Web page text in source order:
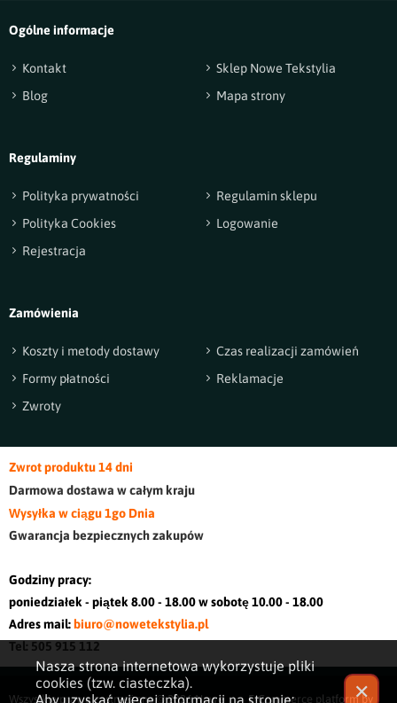
Ogólne informacje
Kontakt
Sklep Nowe Tekstylia
Blog
Mapa strony
Regulaminy
Polityka prywatności
Regulamin sklepu
Polityka Cookies
Logowanie
Rejestracja
Zamówienia
Koszty i metody dostawy
Czas realizacji zamówień
Formy płatności
Reklamacje
Zwroty
Zwrot produktu 14 dni
Darmowa dostawa w całym kraju
Wysyłka w ciągu 1go Dnia
Gwarancja bezpiecznych zakupów
Godziny pracy:
poniedziałek - piątek 8.00 - 18.00 w sobotę 10.00 - 18.00
Adres mail: biuro@nowetekstylia.pl
Tel: 505 915 112
Wszystkie prawa zastrzeżone © 2026Nowe E-Commerce platform by
Nasza strona internetowa wykorzystuje pliki
cookies (tzw. ciasteczka).
Aby uzyskać więcej informacji na stronie:
✕